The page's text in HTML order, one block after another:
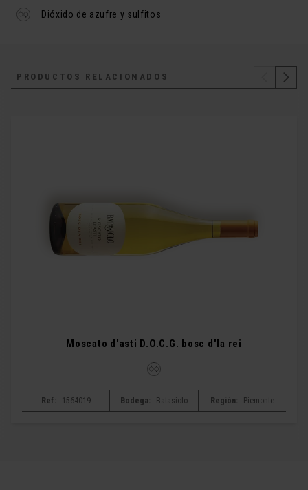
Dióxido de azufre y sulfitos
PRODUCTOS RELACIONADOS
Moscato d'asti D.O.C.G. bosc d'la rei
Ref: 1564019 Bodega: Batasiolo Región: Piemonte